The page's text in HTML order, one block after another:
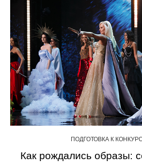
ПОДГОТОВКА К
Как рождались образы: